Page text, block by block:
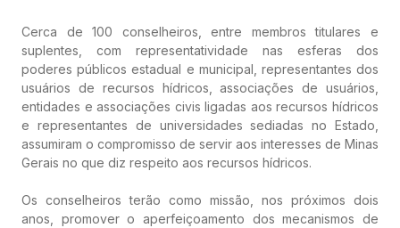
Cerca de 100 conselheiros, entre membros titulares e
suplentes, com representatividade nas esferas dos
poderes públicos estadual e municipal, representantes dos
usuários de recursos hídricos, associações de usuários,
entidades e associações civis ligadas aos recursos hídricos
e representantes de universidades sediadas no Estado,
assumiram o compromisso de servir aos interesses de Minas
Gerais no que diz respeito aos recursos hídricos.
Os conselheiros terão como missão, nos próximos dois
anos, promover o aperfeiçoamento dos mecanismos de